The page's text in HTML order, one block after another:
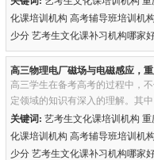
化课培训机构 高考辅导班培训机
少分 艺考生文化课补习机构哪家
高三物理电厂磁场与电磁感应，
高三学生在备考高考的过程中，
定领域的知识有深入的理解。其
中的电磁学是一个挑战性十足而
关键词: 艺考生文化课培训机构
化课培训机构 高考辅导班培训机
少分 艺考生文化课补习机构哪家